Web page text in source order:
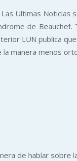
Ultimas Noticias
de
LUN publica
manera menos
de hablar sobre